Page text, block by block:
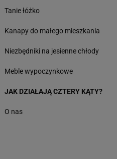
Tanie łóżko
Kanapy do małego mieszkania
Niezbędniki na jesienne chłody
Meble wypoczynkowe
JAK DZIAŁAJĄ CZTERY KĄTY?
O nas